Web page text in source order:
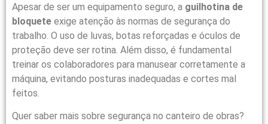
Apesar de ser um equipamento seguro, a guilhotina de
bloquete exige atenção às normas de segurança do
trabalho. O uso de luvas, botas reforçadas e óculos de
proteção deve ser rotina. Além disso, é fundamental
treinar os colaboradores para manusear corretamente a
máquina, evitando posturas inadequadas e cortes mal
feitos.
Quer saber mais sobre segurança no canteiro de obras?